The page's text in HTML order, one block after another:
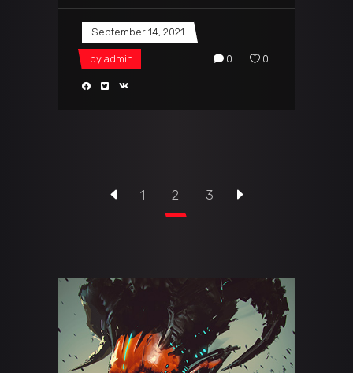
September 14, 2021
by admin 0 0
1 2 3